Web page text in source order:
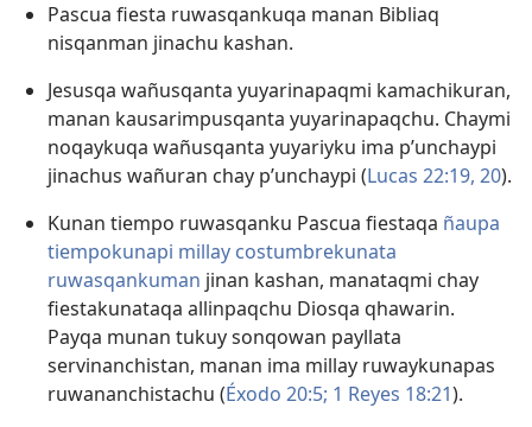
Pascua fiesta ruwasqankuqa manan Bibliaq
nisqanman jinachu kashan.
Jesusqa wañusqanta yuyarinapaqmi kamachikuran,
manan kausarimpusqanta yuyarinapaqchu. Chaymi
noqaykuqa wañusqanta yuyariyku ima p’unchaypi
jinachus wañuran chay p’unchaypi (Lucas 22:19, 20).
Kunan tiempo ruwasqanku Pascua fiestaqa ñaupa
tiempokunapi millay costumbrekunata
ruwasqankuman jinan kashan, manataqmi chay
fiestakunataqa allinpaqchu Diosqa qhawarin.
Payqa munan tukuy sonqowan payllata
servinanchistan, manan ima millay ruwaykunapas
ruwananchistachu (Éxodo 20:5; 1 Reyes 18:21).